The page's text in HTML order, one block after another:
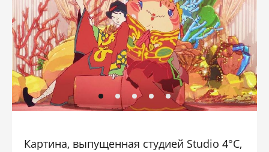
Картина, выпущенная студией Studio 4°C,